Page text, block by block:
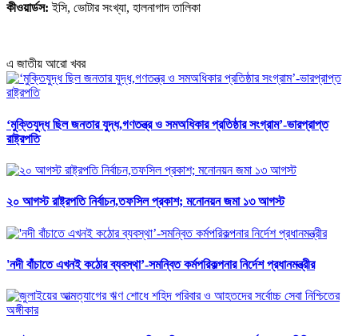
কীওয়ার্ডস: ইসি, ভোটার সংখ্যা, হালনাগাদ তালিকা
এ জাতীয় আরো খবর
‘মুক্তিযুদ্ধ ছিল জনতার যুদ্ধ,গণতন্ত্র ও সমঅধিকার প্রতিষ্ঠার সংগ্রাম’-ভারপ্রাপ্ত
রাষ্ট্রপতি
২০ আগস্ট রাষ্ট্রপতি নির্বাচন,তফসিল প্রকাশ; মনোনয়ন জমা ১৩ আগস্ট
'নদী বাঁচাতে এখনই কঠোর ব্যবস্থা’-সমন্বিত কর্মপরিকল্পনার নির্দেশ প্রধানমন্ত্রীর